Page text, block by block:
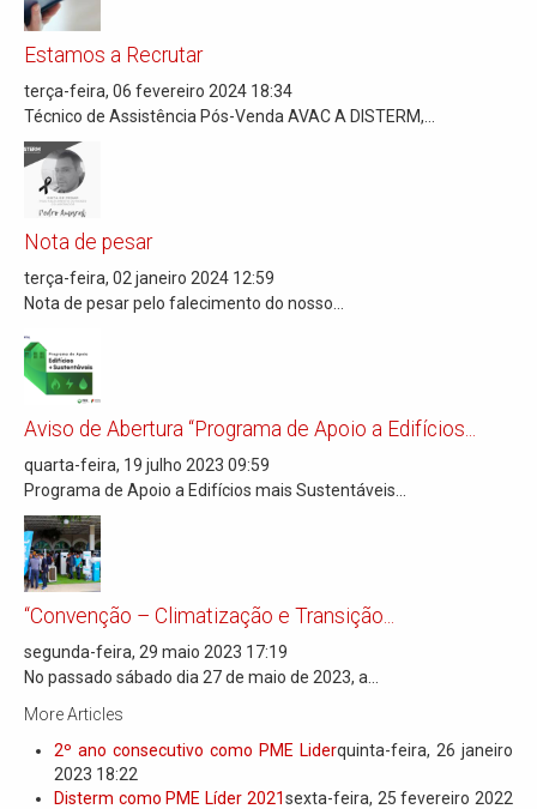
Estamos a Recrutar
terça-feira, 06 fevereiro 2024 18:34
Técnico de Assistência Pós-Venda AVAC A DISTERM,...
Nota de pesar
terça-feira, 02 janeiro 2024 12:59
Nota de pesar pelo falecimento do nosso...
Aviso de Abertura “Programa de Apoio a Edifícios...
quarta-feira, 19 julho 2023 09:59
Programa de Apoio a Edifícios mais Sustentáveis...
“Convenção – Climatização e Transição...
segunda-feira, 29 maio 2023 17:19
No passado sábado dia 27 de maio de 2023, a...
More Articles
2º ano consecutivo como PME Liderquinta-feira, 26 janeiro
2023 18:22
Disterm como PME Líder 2021sexta-feira, 25 fevereiro 2022